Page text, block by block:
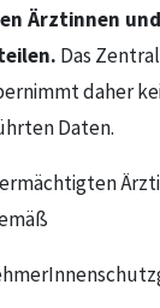
Ärztinnen
Das
daher
Daten.